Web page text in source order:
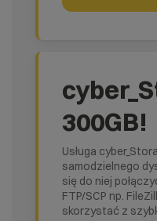
300GB!
Usługa
samodzielnego
się do niej
FTP/SCP np.
skorzystać z